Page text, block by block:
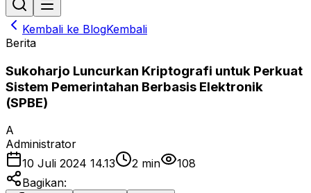
Kembali ke BlogKembali
Berita
Sukoharjo Luncurkan Kriptografi untuk Perkuat
Sistem Pemerintahan Berbasis Elektronik
(SPBE)
A
Administrator
10 Juli 2024 14.13
2 min
108
Bagikan: